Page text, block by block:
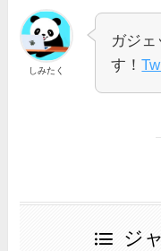
しみたく
ガジ
す！
ジ